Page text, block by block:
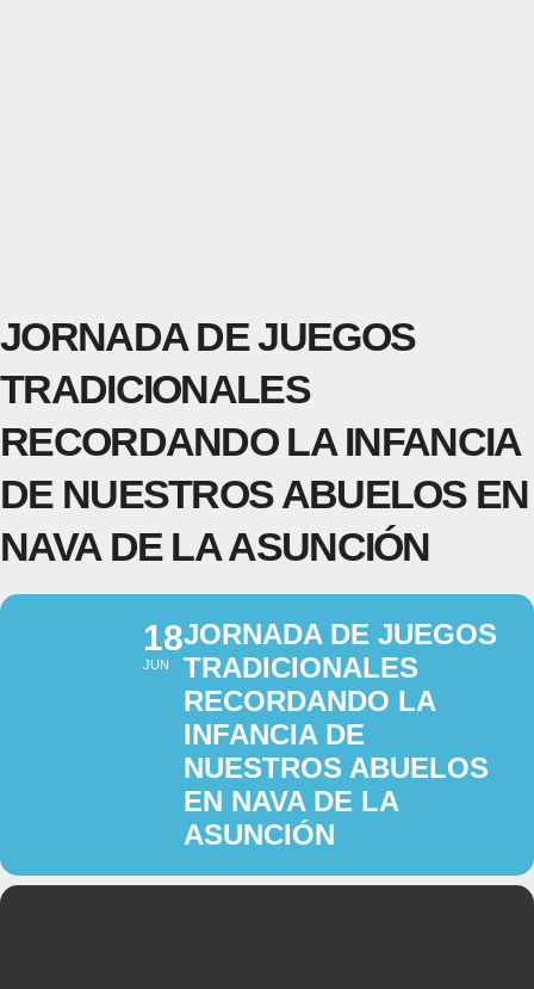
JORNADA DE JUEGOS
TRADICIONALES
RECORDANDO LA INFANCIA
DE NUESTROS ABUELOS EN
NAVA DE LA ASUNCIÓN
18
JUN
JORNADA DE JUEGOS
TRADICIONALES
RECORDANDO LA
INFANCIA DE
NUESTROS ABUELOS
EN NAVA DE LA
ASUNCIÓN